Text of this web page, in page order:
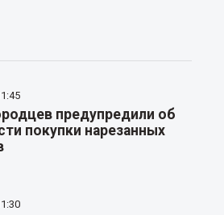
предупредили об
покупки нарезанных